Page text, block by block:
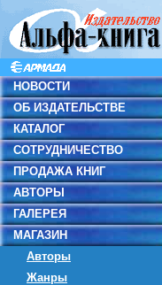
НОВОСТИ
ОБ ИЗДАТЕЛЬСТВЕ
КАТАЛОГ
СОТРУДНИЧЕСТВО
ПРОДАЖА КНИГ
АВТОРЫ
ГАЛЕРЕЯ
МАГАЗИН
Авторы
Жанры